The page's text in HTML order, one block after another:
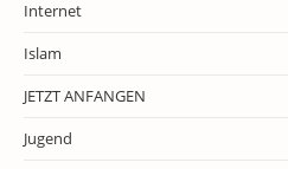
Internet
Islam
JETZT ANFANGEN
Jugend